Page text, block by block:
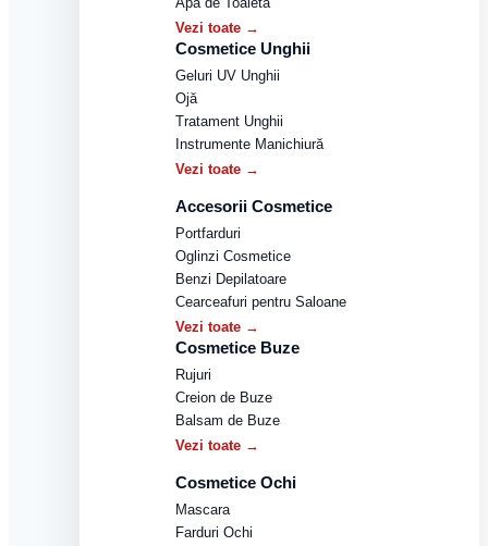
Vezi toate →
Cosmetice Unghii
Geluri UV Unghii
Ojă
Tratament Unghii
Instrumente Manichiură
Vezi toate →
Accesorii Cosmetice
Portfarduri
Oglinzi Cosmetice
Benzi Depilatoare
Cearceafuri pentru Saloane
Vezi toate →
Cosmetice Buze
Rujuri
Creion de Buze
Balsam de Buze
Vezi toate →
Cosmetice Ochi
Mascara
Farduri Ochi